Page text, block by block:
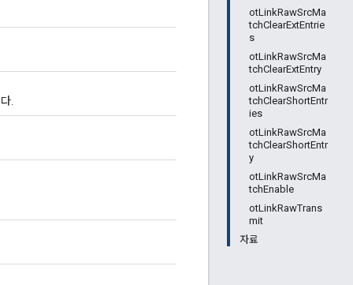
otLinkRawSrcMa
tchClearExtEntrie
s
otLinkRawSrcMa
tchClearExtEntry
otLinkRawSrcMa
tchClearShortEntr
ies
otLinkRawSrcMa
tchClearShortEntr
y
otLinkRawSrcMa
tchEnable
otLinkRawTrans
mit
자료
.